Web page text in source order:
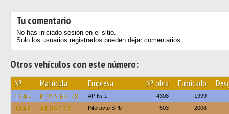
Tu comentario
No has iniciado sesión en el sitio.
Solo los usuarios registrados pueden dejar comentarios..
Otros vehículos con este número:
№ Matrícula Empresa № obra Fabricado
1845 В 955 НК 78 AP № 1 4308 1999
1845 АТ 867 78 Piteravto SPb 503 2006